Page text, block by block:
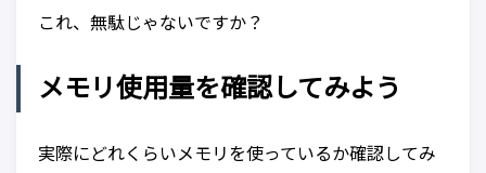
これ、無駄じゃないですか？
メモリ使用量を確認してみよう
実際にどれくらいメモリを使っているか確認してみ